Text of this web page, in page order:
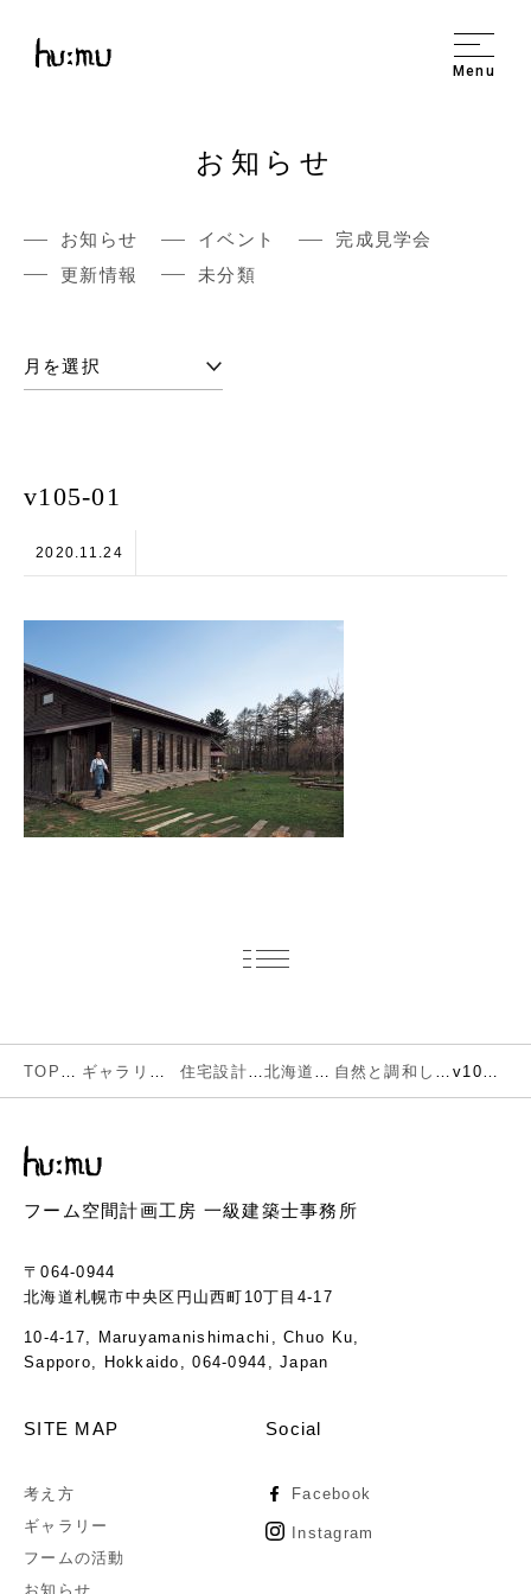
Menu
お知らせ
お知らせ イベント
完成見学会
更新情報
未分類
v105-01
2020.11.24
フーム空間計画工房 一級建築士事務所
〒064-0944
北海道札幌市中央区円山西町10丁目4-17
10-4-17, Maruyamanishimachi, Chuo Ku,
Sapporo, Hokkaido, 064-0944, Japan
SITE MAP
考え方
ギャラリー
フームの活動
お知らせ
Social
Facebook
Instagram